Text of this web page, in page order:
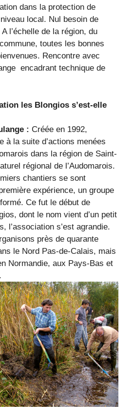
dans la protection de
local. Nul besoin de
l’échelle de la région, du
toutes les bonnes
Rencontre avec
encadrant technique de
les Blongios s’est-elle
: Créée en 1992,
à la suite d’actions menées
dans la région de Saint-
régional de l’Audomarois.
chantiers se sont
expérience, un groupe
Ce fut le début de
dont le nom vient d’un petit
l’association s’est agrandie.
près de quarante
le Nord Pas-de-Calais, mais
Normandie, aux Pays-Bas et